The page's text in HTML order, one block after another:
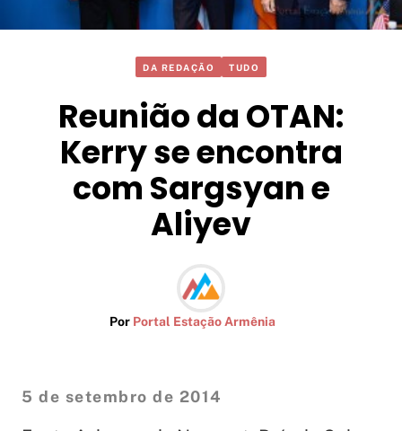
DA REDAÇÃO TUDO
Reunião da OTAN:
Kerry se encontra
com Sargsyan e
Aliyev
Por Portal Estação Armênia
5 de setembro de 2014